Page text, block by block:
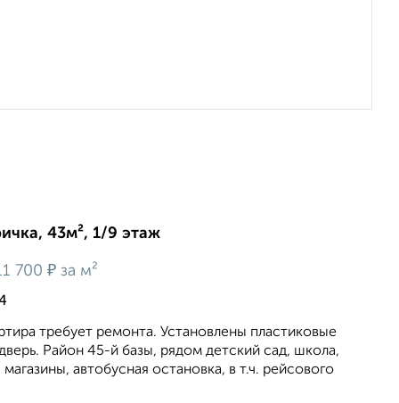
43м², 1/9 этаж
700 ₽ за м²
требует ремонта. Установлены пластиковые
Район 45-й базы, рядом детский сад, школа,
автобусная остановка, в т.ч. рейсового